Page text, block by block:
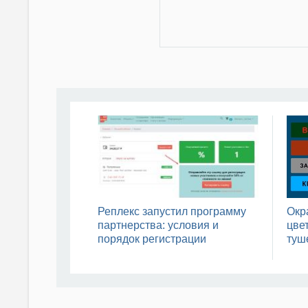
Реплекс запустил программу
партнерства: условия и
порядок регистрации